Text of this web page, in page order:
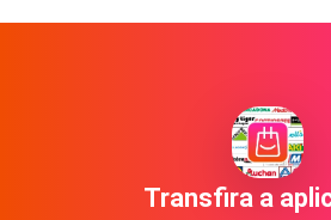
Transfira a